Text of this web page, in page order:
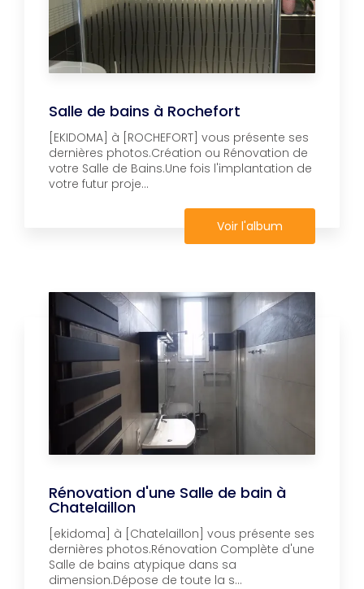
Salle de bains à Rochefort
[EKIDOMA] à [ROCHEFORT] vous présente ses
dernières photos.Création ou Rénovation de
votre Salle de Bains.Une fois l'implantation de
votre futur proje...
Voir l'album
Rénovation d'une Salle de bain à
Chatelaillon
[ekidoma] à [Chatelaillon] vous présente ses
dernières photos.Rénovation Complète d'une
Salle de bains atypique dans sa
dimension.Dépose de toute la s...